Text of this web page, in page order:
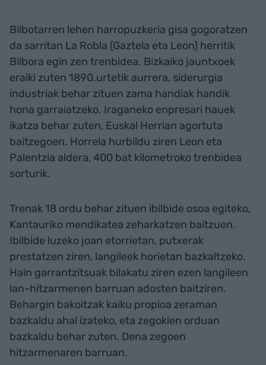
Bilbotarren lehen harropuzkeria gisa gogoratzen
da sarritan La Robla (Gaztela eta Leon) herritik
Bilbora egin zen trenbidea. Bizkaiko jauntxoek
eraiki zuten 1890.urtetik aurrera, siderurgia
industriak behar zituen zama handiak handik
hona garraiatzeko. Iraganeko enpresari hauek
ikatza behar zuten, Euskal Herrian agortuta
baitzegoen. Horrela hurbildu ziren Leon eta
Palentzia aldera, 400 bat kilometroko trenbidea
sorturik.
Trenak 18 ordu behar zituen ibilbide osoa egiteko,
Kantauriko mendikatea zeharkatzen baitzuen.
Ibilbide luzeko joan etorrietan, putxerak
prestatzen ziren, langileek horietan bazkaltzeko.
Hain garrantzitsuak bilakatu ziren ezen langileen
lan-hitzarmenen barruan adosten baitziren.
Behargin bakoitzak kaiku propioa zeraman
bazkaldu ahal izateko, eta zegokien orduan
bazkaldu behar zuten. Dena zegoen
hitzarmenaren barruan.